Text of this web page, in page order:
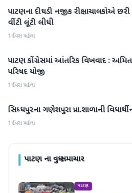
પાટણ
પાટણના દીઘડી નજીક રીક્ષાચાલકોએ છરી
વીંટી લૂંટી લીધી
1 દિવસ પહેલા
પાટણ
પાટણ કોંગ્રેસમાં આંતરિક વિખવાદ : અમિત
પરિષદ યોજી
1 દિવસ પહેલા
પાટણ
સિધ્ધપુરના ગણેશપુરા પ્રા.શાળાની
1 દિવસ પહેલા
પાટણના વધુ સમાચાર
પાટણ